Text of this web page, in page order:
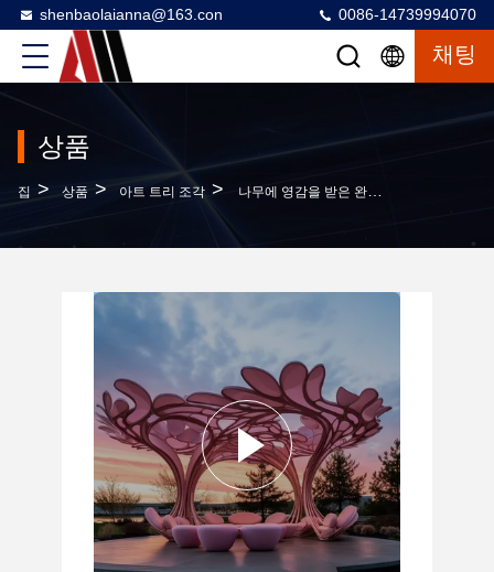
shenbaolaianna@163.con 0086-14739994070
채팅
상품
집 > 상품 > 아트 트리 조각 > 나무에 영감을 받은 완전한 나무 모양 구조피난처 시스템 - 프리미엄 개발을위한 사용자 지정 대피, 휴식용 기숙사 및 산책로